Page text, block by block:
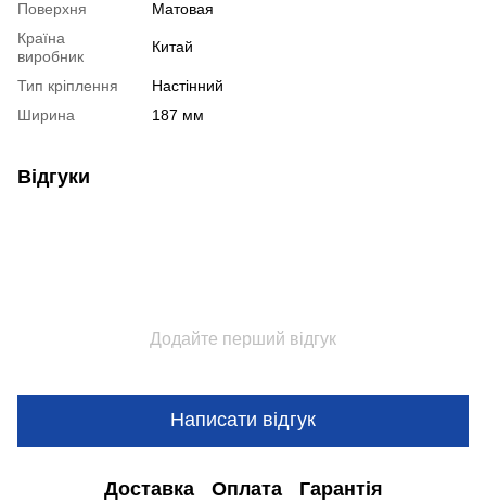
Поверхня
Матовая
Країна
виробник
Китай
Тип кріплення
Настінний
Ширина
187 мм
Відгуки
Додайте перший відгук
Написати відгук
Доставка Оплата Гарантія